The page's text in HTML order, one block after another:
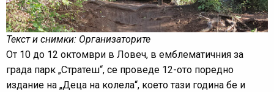
Текст и снимки: Организаторите
От 10 до 12 октомври в Ловеч, в емблематичния за
града парк „Стратеш“, се проведе 12-ото поредно
издание на „Деца на колела“, което тази година бе и